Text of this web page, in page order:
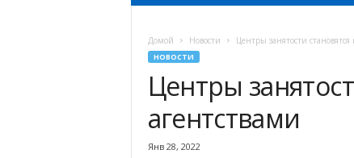
ш
Домой Новости Центры занятости
НОВОСТИ
Центры
агентствами
Янв 28, 2022